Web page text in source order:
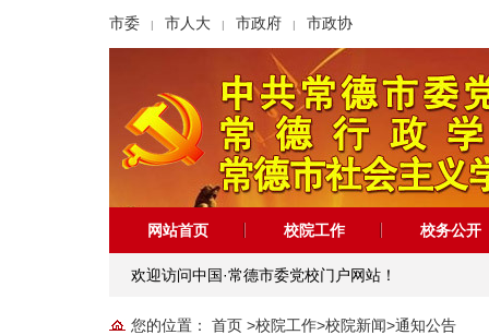
市委 | 市人大 | 市政府 | 市政协
网站首页 校院工作 校务公开
欢迎访问中国·常德市委党校门户网站！
您的位置： 首页 >校院工作>校院新闻>通知公告